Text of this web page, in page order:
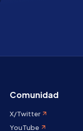
Comunidad
X/Twitter
YouTube